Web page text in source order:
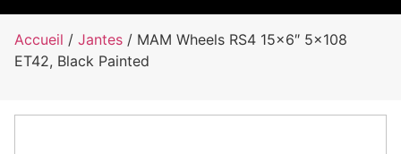
Accueil / Jantes / MAM Wheels RS4 15×6″ 5×108
ET42, Black Painted